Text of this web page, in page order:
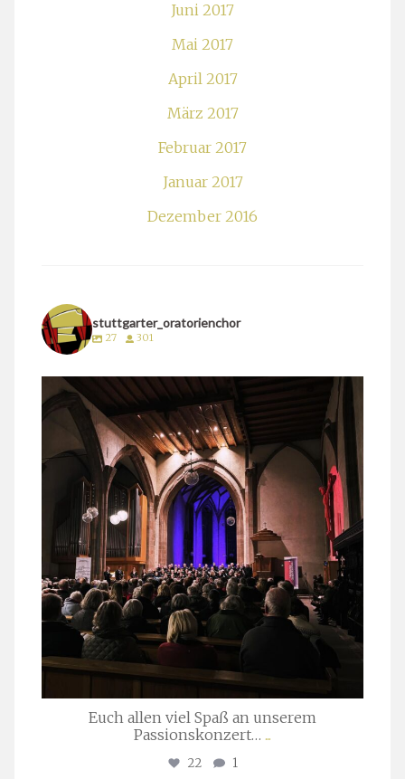
Juni 2017
Mai 2017
April 2017
März 2017
Februar 2017
Januar 2017
Dezember 2016
stuttgarter_oratorienchor
27 301
stuttgarter_oratorienchor
März 24
Euch allen viel Spaß an unserem
Passionskonzert… ...
22 1